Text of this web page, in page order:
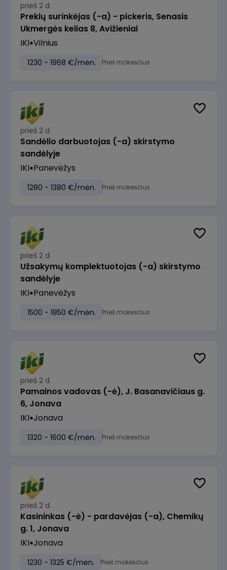
prieš 2 d.
Prekių surinkėjas (-a) - pickeris, Senasis
Ukmergės kelias 8, Avižieniai
IKI Vilnius
1230 - 1968 €/mėn. Prieš mokesčius
prieš 2 d.
Sandėlio darbuotojas (-a) skirstymo
sandėlyje
IKI Panevėžys
1280 - 1380 €/mėn. Prieš mokesčius
prieš 2 d.
Užsakymų komplektuotojas (-a) skirstymo
sandėlyje
IKI Panevėžys
1500 - 1850 €/mėn. Prieš mokesčius
prieš 2 d.
Pamainos vadovas (-ė), J. Basanavičiaus g.
6, Jonava
IKI Jonava
1320 - 1600 €/mėn. Prieš mokesčius
prieš 2 d.
Kasininkas (-ė) - pardavėjas (-a), Chemikų
g. 1, Jonava
IKI Jonava
1230 - 1325 €/mėn. Prieš mokesčius